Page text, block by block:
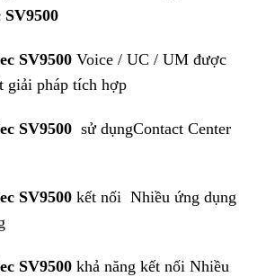
SV9500 Voice / UC / UM được
giải pháp tích hợp
SV9500 sử dụngContact Center
SV9500 kết nối Nhiều ứng dụng
SV9500 khả năng kết nối Nhiều